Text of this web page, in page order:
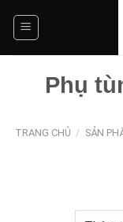
Phụ
TRANG CHỦ / SẢN